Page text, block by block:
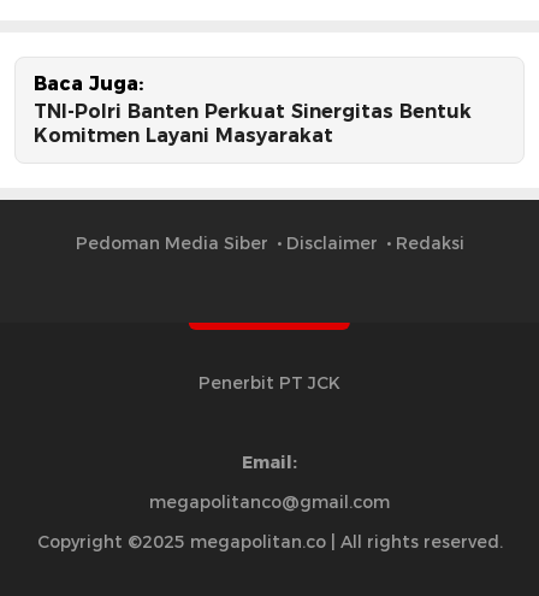
Baca Juga:
TNI-Polri Banten Perkuat Sinergitas Bentuk
Komitmen Layani Masyarakat
Pedoman Media Siber Disclaimer Redaksi
Penerbit PT JCK
Email:
megapolitanco@gmail.com
Copyright ©2025 megapolitan.co | All rights reserved.